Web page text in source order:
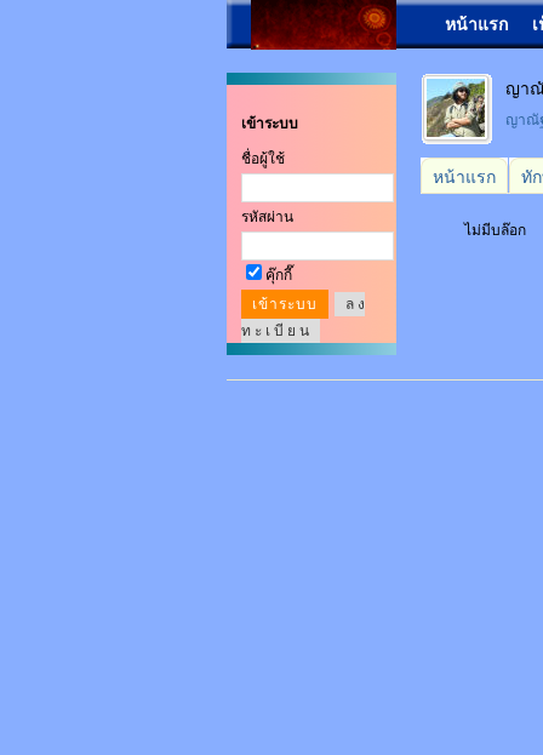
หน้าแรก
เข้าระบบ
ชื่อผู้ใช้
รหัสผ่าน
คุ๊กกี๊
ล ง
ท ะ เ บี ย น
ญาณั
ญาณั
หน้าแรก ทั
ไม่มีบล๊อก